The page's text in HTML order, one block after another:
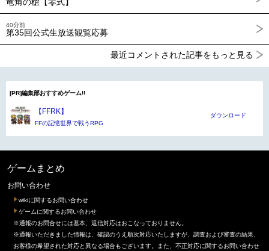
40分前
第35回公式生放送観覧応募
最近コメントされた記事をもっと見る
[PR]編集部おすすめゲーム!!
【FFRK】
FFの記憶世界で戦うRPG
ダウンロード
ゲームまとめ
お問い合わせ
wikiに関するお問い合わせ
ゲームに関するお問い合わせ
※通報のお問合せには基本、返信対応はおこなっておりません。
※通報いただきました情報は、確認のうえ順次対応いたしますが、調査および審査の結果、
お客様の希望された対応と異なる場合もございます。また、不正対応に関するお問い合わせ